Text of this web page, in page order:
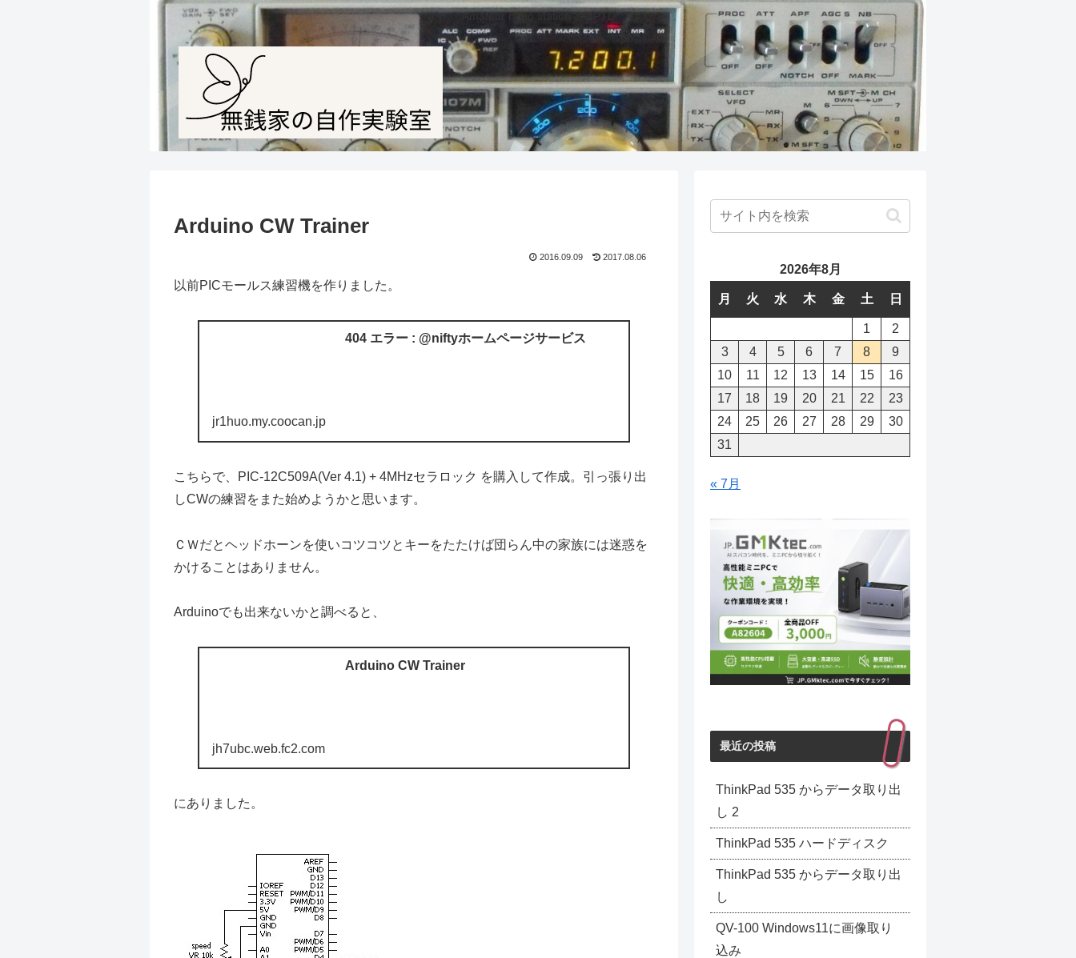
Amateur radio station JF1PTL
Arduino CW Trainer
2016.09.09 2017.08.06
以前PICモールス練習機を作りました。
404 エラー : @niftyホームページサービス
jr1huo.my.coocan.jp
こちらで、PIC-12C509A(Ver 4.1) + 4MHzセラロック を購入して作成。引っ張り出
しCWの練習をまた始めようかと思います。
ＣＷだとヘッドホーンを使いコツコツとキーをたたけば団らん中の家族には迷惑を
かけることはありません。
Arduinoでも出来ないかと調べると、
Arduino CW Trainer
jh7ubc.web.fc2.com
にありました。
2026年8月
月 火 水 木 金 土 日
1
2
3
4 5 6 7 8
9
10
11 12 13 14 15
16
17
18 19 20 21 22
23
24
25 26 27 28 29
30
31
« 7月
最近の投稿
ThinkPad 535 からデータ取り出
し 2
ThinkPad 535 ハードディスク
ThinkPad 535 からデータ取り出
し
QV-100 Windows11に画像取り
込み